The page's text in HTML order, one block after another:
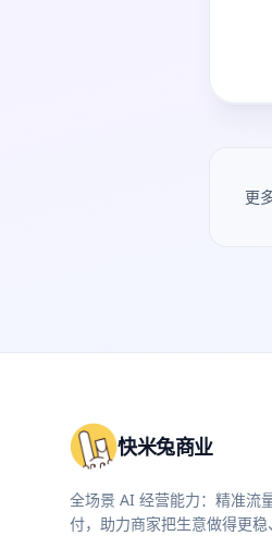
更
快米兔商业
全场景 AI 经营能力：精准流
付，助力商家把生意做得更稳